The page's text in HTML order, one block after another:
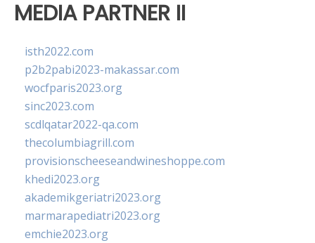
MEDIA PARTNER II
isth2022.com
p2b2pabi2023-makassar.com
wocfparis2023.org
sinc2023.com
scdlqatar2022-qa.com
thecolumbiagrill.com
provisionscheeseandwineshoppe.com
khedi2023.org
akademikgeriatri2023.org
marmarapediatri2023.org
emchie2023.org